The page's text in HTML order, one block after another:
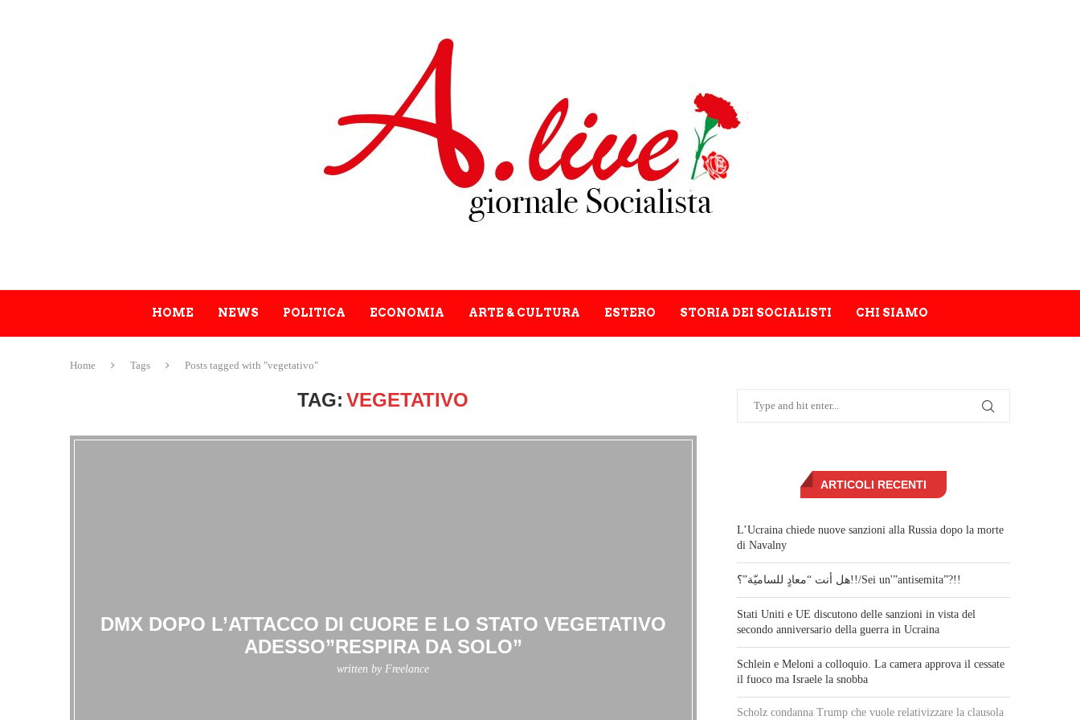
HOME NEWS POLITICA ECONOMIA ARTE & CULTURA ESTERO STORIA DEI SOCIALISTI CHI SIAMO
Home Tags Posts tagged with "vegetativo"
TAG: VEGETATIVO
DMX DOPO L’ATTACCO DI CUORE E LO STATO VEGETATIVO
ADESSO”RESPIRA DA SOLO”
written by Freelance
ARTICOLI RECENTI
L’Ucraina chiede nuove sanzioni alla Russia dopo la morte
di Navalny
هل أنت “معادٍ للساميّة”؟!!/Sei un'”antisemita”?!!
Stati Uniti e UE discutono delle sanzioni in vista del
secondo anniversario della guerra in Ucraina
Schlein e Meloni a colloquio. La camera approva il cessate
il fuoco ma Israele la snobba
Scholz condanna Trump che vuole relativizzare la clausola